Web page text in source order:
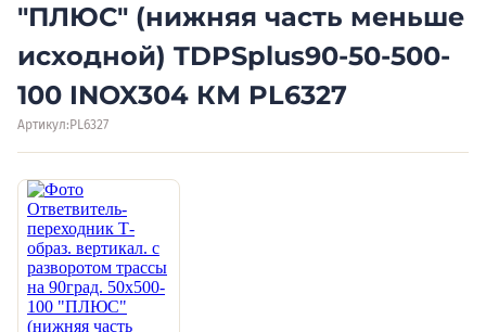
"ПЛЮС" (нижняя часть меньше
исходной) TDPSplus90-50-500-
100 INOX304 КМ PL6327
Артикул: PL6327